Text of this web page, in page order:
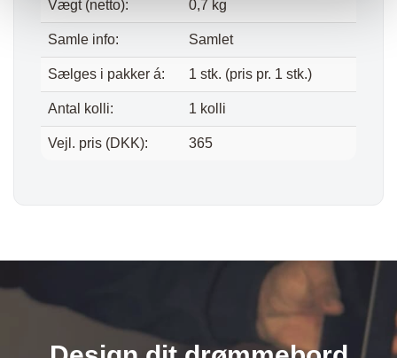
Vægt (netto): 0,7 kg
Samle info: Samlet
Sælges i pakker á: 1 stk. (pris pr. 1 stk.)
Antal kolli: 1 kolli
Vejl. pris (DKK): 365